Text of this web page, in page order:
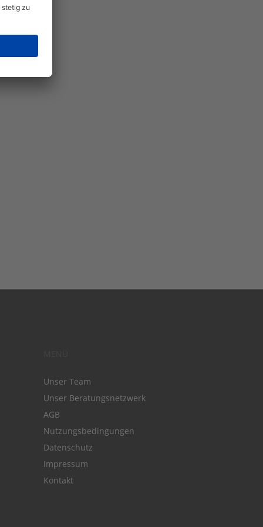
Unser Team
Unser Beratungsnetzwerk
AGB
Nutzungsbedingungen
Datenschutz
Impressum
Kontakt